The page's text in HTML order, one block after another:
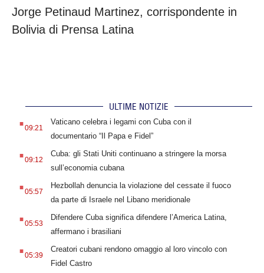
Jorge Petinaud Martinez, corrispondente in
Bolivia di Prensa Latina
ULTIME NOTIZIE
.09:21
Vaticano celebra i legami con Cuba con il
documentario “Il Papa e Fidel”
.09:12
Cuba: gli Stati Uniti continuano a stringere la morsa
sull’economia cubana
.05:57
Hezbollah denuncia la violazione del cessate il fuoco
da parte di Israele nel Libano meridionale
.05:53
Difendere Cuba significa difendere l’America Latina,
affermano i brasiliani
.05:39
Creatori cubani rendono omaggio al loro vincolo con
Fidel Castro